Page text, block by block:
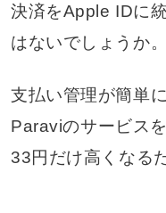
決済をApple IDに
はないでしょうか。
支払い管理が簡単
Paraviのサービス
33円だけ高くなる